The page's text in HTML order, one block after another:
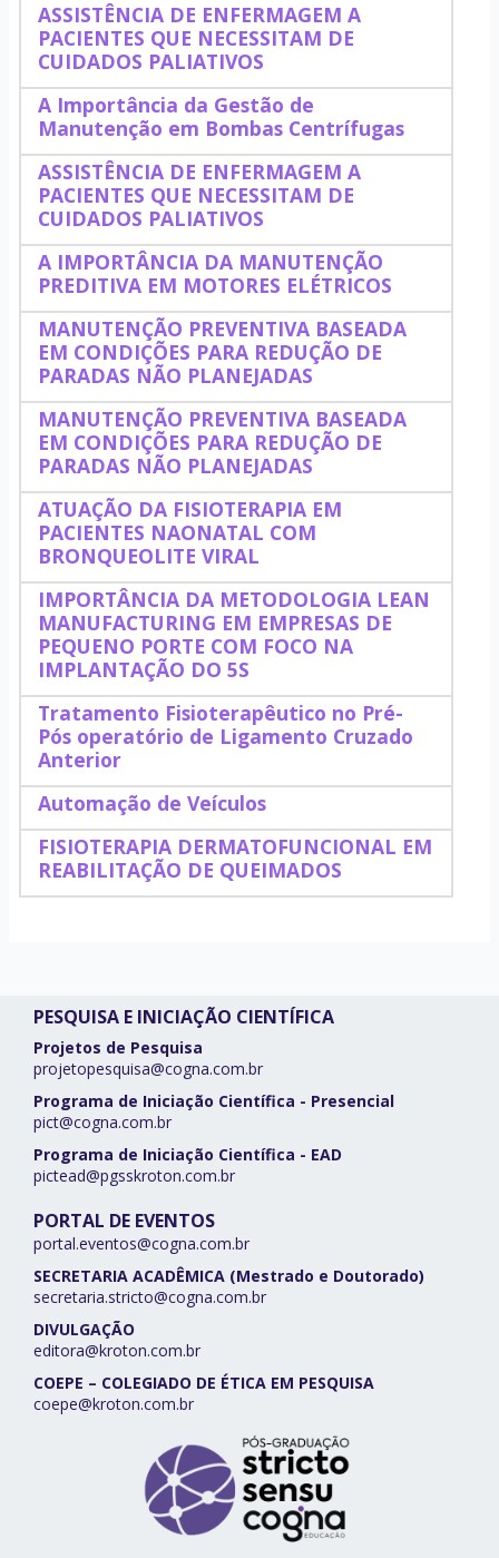
ASSISTÊNCIA DE ENFERMAGEM A
PACIENTES QUE NECESSITAM DE
CUIDADOS PALIATIVOS
A Importância da Gestão de
Manutenção em Bombas Centrífugas
ASSISTÊNCIA DE ENFERMAGEM A
PACIENTES QUE NECESSITAM DE
CUIDADOS PALIATIVOS
A IMPORTÂNCIA DA MANUTENÇÃO
PREDITIVA EM MOTORES ELÉTRICOS
MANUTENÇÃO PREVENTIVA BASEADA
EM CONDIÇÕES PARA REDUÇÃO DE
PARADAS NÃO PLANEJADAS
MANUTENÇÃO PREVENTIVA BASEADA
EM CONDIÇÕES PARA REDUÇÃO DE
PARADAS NÃO PLANEJADAS
ATUAÇÃO DA FISIOTERAPIA EM
PACIENTES NAONATAL COM
BRONQUEOLITE VIRAL
IMPORTÂNCIA DA METODOLOGIA LEAN
MANUFACTURING EM EMPRESAS DE
PEQUENO PORTE COM FOCO NA
IMPLANTAÇÃO DO 5S
Tratamento Fisioterapêutico no Pré-
Pós operatório de Ligamento Cruzado
Anterior
Automação de Veículos
FISIOTERAPIA DERMATOFUNCIONAL EM
REABILITAÇÃO DE QUEIMADOS
PESQUISA E INICIAÇÃO CIENTÍFICA
Projetos de Pesquisa
projetopesquisa@cogna.com.br
Programa de Iniciação Científica - Presencial
pict@cogna.com.br
Programa de Iniciação Científica - EAD
pictead@pgsskroton.com.br
PORTAL DE EVENTOS
portal.eventos@cogna.com.br
SECRETARIA ACADÊMICA (Mestrado e Doutorado)
secretaria.stricto@cogna.com.br
DIVULGAÇÃO
editora@kroton.com.br
COEPE – COLEGIADO DE ÉTICA EM PESQUISA
coepe@kroton.com.br